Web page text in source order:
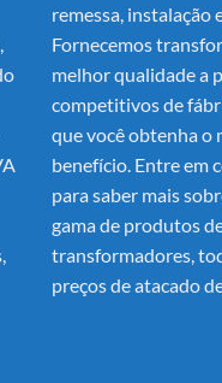
remessa, instalação
Fornecemos
melhor qualidade a
competitivos de
que você obtenha o
benefício. Entre em
para saber mais
gama de produtos
transformadores,
preços de atacado